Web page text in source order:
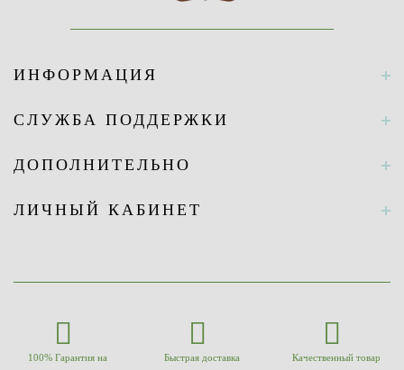
ИНФОРМАЦИЯ
СЛУЖБА ПОДДЕРЖКИ
ДОПОЛНИТЕЛЬНО
ЛИЧНЫЙ КАБИНЕТ
100% Гарантия на
Быстрая доставка
Качественный товар